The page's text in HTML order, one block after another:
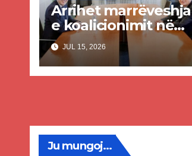
Arrihet marrëveshja
e koalicionimit në
parim mes Kurtit
dhe Abdixhikut
JUL 15, 2026
Ju mungoj...